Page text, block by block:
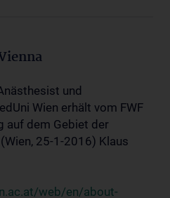
und
Wien erhält vom FWF
auf dem Gebiet der
25-1-2016) Klaus
web/en/about-